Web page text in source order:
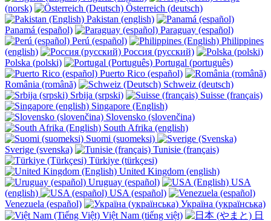
(norsk)
Österreich (deutsch)
Pakistan (english)
Panamá (español)
Paraguay (español)
Perú (español)
Philippines
(english)
Россия (русский)
Polska (polski)
Portugal (português)
Puerto Rico (español)
România (română)
Schweiz (deutsch)
Srbija (srpski)
Suisse (français)
Singapore (English)
Slovensko (slovenčina)
South Afrika (english)
Suomi (suomeksi)
Sverige (svenska)
Tunisie (français)
Türkiye (türkçesi)
United Kingdom (english)
Uruguay (español)
USA
(english)
USA (español)
Venezuela (español)
Україна (українська)
Việt Nam (tiếng việt)
日